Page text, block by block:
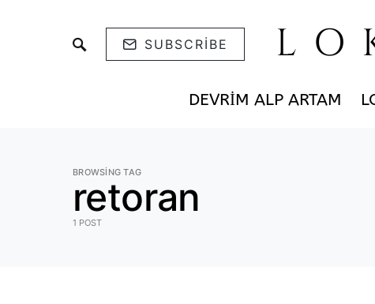
SUBSCRIBE
DEVRIM ALP ARTAM
BROWSING TAG
retoran
1 POST